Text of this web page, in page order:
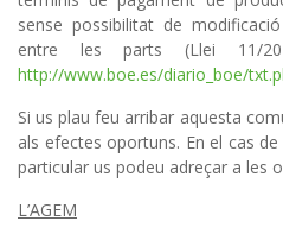
sense possibilitat de
entre les parts (Llei 11/
http://www.boe.es/diario_boe/
Si us plau feu arribar aquesta
als efectes oportuns. En el cas
particular us podeu adreçar a les
L’AGEM